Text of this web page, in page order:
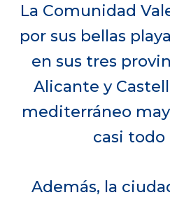
La Comunidad
por sus bellas
en sus tres
Alicante y
mediterráneo
casi todo
Además, la